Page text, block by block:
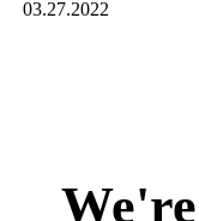
03.27.2022